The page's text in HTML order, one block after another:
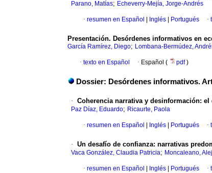
Parano, Matías; Echeverry-Mejía, Jorge-Andrés
· resumen en Español Inglés Portugués ·
Presentación. Desórdenes informativos en
García Ramírez, Diego; Lombana-Bermúdez,
· texto en Español · Español ( pdf)
Dossier: Desórdenes informativos.
· Coherencia narrativa y desinformación:
Paz Díaz, Eduardo; Ricaurte, Paola
· resumen en Español Inglés Portugués ·
· Un desafío de confianza: narrativas
Vaca González, Claudia Patricia; Moncaleano,
· resumen en Español Inglés Portugués ·